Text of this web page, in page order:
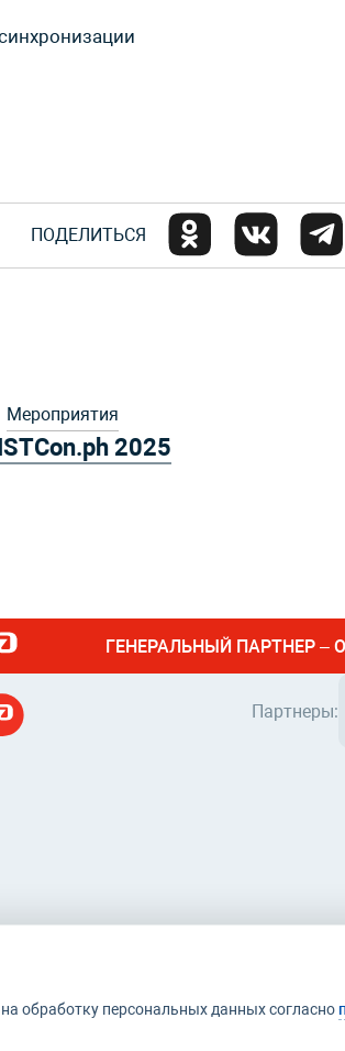
ПОДЕЛИТЬСЯ
Мероприятия
2025
ГЕНЕРАЛЬНЫЙ ПАРТНЕР –
Партнеры:
обработку персональных данных согласно